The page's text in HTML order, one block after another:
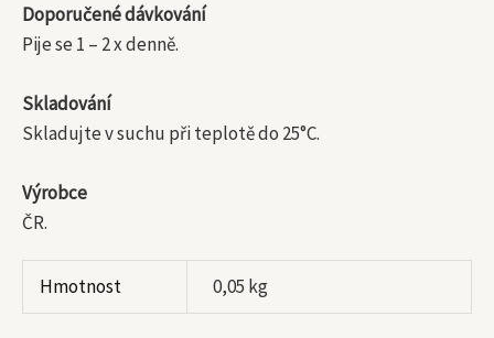
Doporučené dávkování
Pije se 1 – 2 x denně.
Skladování
Skladujte v suchu při teplotě do 25°C.
Výrobce
ČR.
Hmotnost 0,05 kg